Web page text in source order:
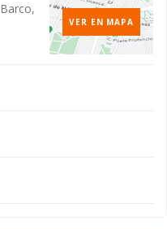
VER EN MAPA